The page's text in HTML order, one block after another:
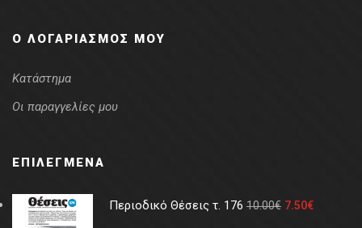
Ο ΛΟΓΑΡΙΑΣΜΌΣ ΜΟΥ
Κατάστημα
Οι παραγγελίες μου
ΕΠΙΛΕΓΜΈΝΑ
Περιοδικό Θέσεις τ. 176 10.00€ 7.50€